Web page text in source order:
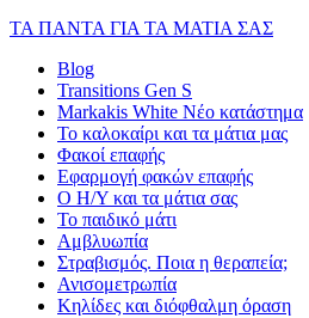
ΤΑ ΠΑΝΤΑ ΓΙΑ ΤΑ ΜΑΤΙΑ ΣΑΣ
Blog
Transitions Gen S
Markakis White Νέο κατάστημα
Το καλοκαίρι και τα μάτια μας
Φακοί επαφής
Εφαρμογή φακών επαφής
Ο Η/Υ και τα μάτια σας
Το παιδικό μάτι
Αμβλυωπία
Στραβισμός. Ποια η θεραπεία;
Ανισομετρωπία
Κηλίδες και διόφθαλμη όραση